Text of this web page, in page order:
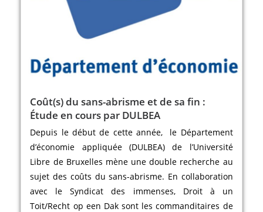
Coût(s) du sans-abrisme et de sa fin :
Étude en cours par DULBEA
Depuis le début de cette année, le Département
d’économie appliquée (DULBEA) de l’Université
Libre de Bruxelles mène une double recherche au
sujet des coûts du sans-abrisme. En collaboration
avec le Syndicat des immenses, Droit à un
Toit/Recht op een Dak sont les commanditaires de